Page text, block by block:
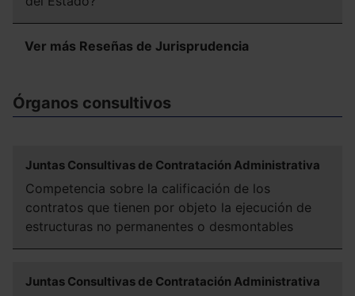
Ver más Reseñas de Jurisprudencia
Órganos consultivos
Juntas Consultivas de Contratación Administrativa
Competencia sobre la calificación de los
contratos que tienen por objeto la ejecución de
estructuras no permanentes o desmontables
Juntas Consultivas de Contratación Administrativa